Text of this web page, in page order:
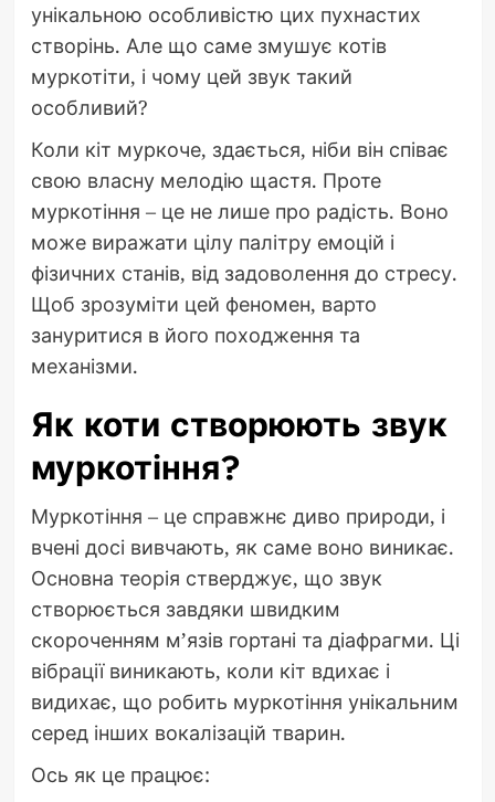
унікальною особливістю цих пухнастих
створінь. Але що саме змушує котів
муркотіти, і чому цей звук такий
особливий?
Коли кіт муркоче, здається, ніби він співає
свою власну мелодію щастя. Проте
муркотіння – це не лише про радість. Воно
може виражати цілу палітру емоцій і
фізичних станів, від задоволення до стресу.
Щоб зрозуміти цей феномен, варто
зануритися в його походження та
механізми.
Як коти створюють звук
муркотіння?
Муркотіння – це справжнє диво природи, і
вчені досі вивчають, як саме воно виникає.
Основна теорія стверджує, що звук
створюється завдяки швидким
скороченням м’язів гортані та діафрагми. Ці
вібрації виникають, коли кіт вдихає і
видихає, що робить муркотіння унікальним
серед інших вокалізацій тварин.
Ось як це працює: